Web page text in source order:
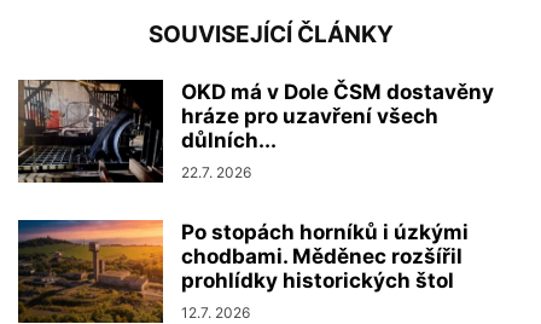
SOUVISEJÍCÍ ČLÁNKY
OKD má v Dole ČSM dostavěny
hráze pro uzavření všech
důlních...
22.7. 2026
Po stopách horníků i úzkými
chodbami. Měděnec rozšířil
prohlídky historických štol
12.7. 2026